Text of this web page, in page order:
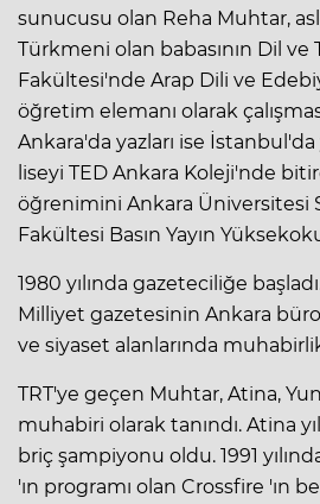
sunucusu olan Reha Muhtar,
Türkmeni olan babasının Dil ve
Fakültesi'nde Arap Dili ve
öğretim elemanı olarak
Ankara'da yazları ise İstanbul'da
liseyi TED Ankara Koleji'nde
öğrenimini Ankara Üniversitesi
Fakültesi Basın Yayın
1980 yılında gazeteciliğe
Milliyet gazetesinin Ankara
ve siyaset alanlarında
TRT'ye geçen Muhtar, Atina,
muhabiri olarak tanındı. Atina
briç şampiyonu oldu. 1991
'ın programı olan Crossfire 'ın